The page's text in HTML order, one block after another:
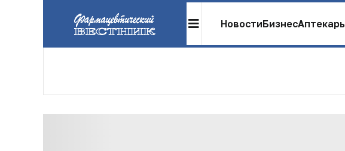
НовостиБизнесАптекарь